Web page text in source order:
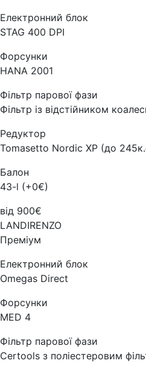
Електронний блок
STAG 400 DPI
Форсунки
HANA 2001
Фільтр парової фази
Фільтр із відстійником
Редуктор
Tomasetto Nordic XP (до
Балон
43-l (+0€)
від 900€
LANDIRENZO
Преміум
Електронний блок
Omegas Direct
Форсунки
MED 4
Фільтр парової фази
Certools з поліестеровим